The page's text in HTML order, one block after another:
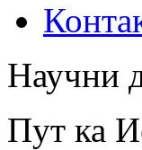
Научни
Пут ка